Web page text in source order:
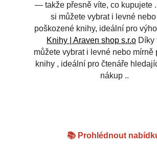
— takže přesně víte, co kupujete
si můžete vybrat i levné
poškozené knihy, ideální pro
Knihy | Araven shop s.r.o Díky
můžete vybrat i levné nebo mírně
knihy , ideální pro čtenáře
nákup ..
📚 Prohlédnout